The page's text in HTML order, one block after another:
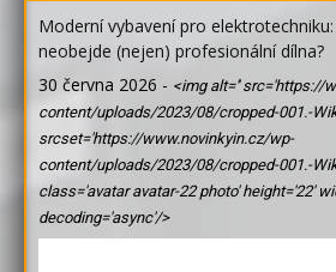
Moderní vybavení pro
neobejde (nejen) profesionální dílna?
30 června 2026 - <img alt='' src='https://
content/uploads/2023/08/cropped-001.-
srcset='https://www.novinkyin.cz/wp-
content/uploads/2023/08/cropped-001.-
class='avatar avatar-22 photo' height='22'
decoding='async'/>